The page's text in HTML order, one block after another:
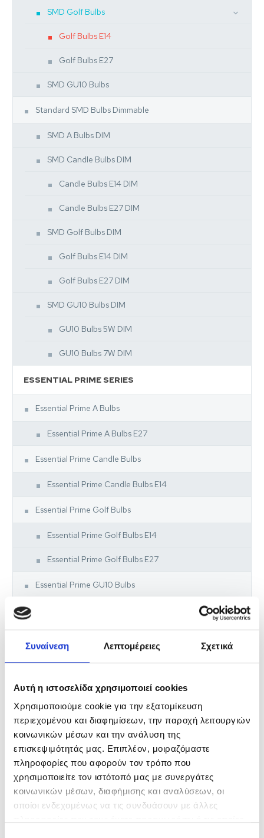
Συναίνεση Λεπτομέρειες Σχετικά
Αυτή η ιστοσελίδα χρησιμοποιεί cookies
Χρησιμοποιούμε cookie για την εξατομίκευση
περιεχομένου και διαφημίσεων, την παροχή λειτουργιών
κοινωνικών μέσων και την ανάλυση της
επισκεψιμότητάς μας. Επιπλέον, μοιραζόμαστε
πληροφορίες που αφορούν τον τρόπο που
χρησιμοποιείτε τον ιστότοπό μας με συνεργάτες
κοινωνικών μέσων, διαφήμισης και αναλύσεων, οι
οποίοι ενδεχομένως να τις συνδυάσουν με άλλες
SMD Golf Bulbs
Golf Bulbs E14
Golf Bulbs E27
SMD GU10 Bulbs
Standard SMD Bulbs Dimmable
SMD A Bulbs DIM
SMD Candle Bulbs DIM
Candle Bulbs E14 DIM
Candle Bulbs E27 DIM
SMD Golf Bulbs DIM
Golf Bulbs E14 DIM
Golf Bulbs E27 DIM
SMD GU10 Bulbs DIM
GU10 Bulbs 5W DIM
GU10 Bulbs 7W DIM
ESSENTIAL PRIME SERIES
Essential Prime A Bulbs
Essential Prime A Bulbs E27
Essential Prime Candle Bulbs
Essential Prime Candle Bulbs E14
Essential Prime Golf Bulbs
Essential Prime Golf Bulbs E14
Essential Prime Golf Bulbs E27
Essential Prime GU10 Bulbs
FILAMENT SERIES
Filament Bulbs Non-Dimmable
Filament A Bulbs
Filament Candle Bulbs
Filament Candle Bulbs C35
Filament Candle Bulbs CF35
Filament Golf Bulbs